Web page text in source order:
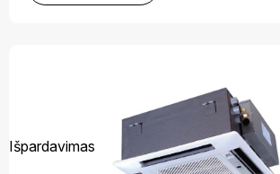
Išpardavimas